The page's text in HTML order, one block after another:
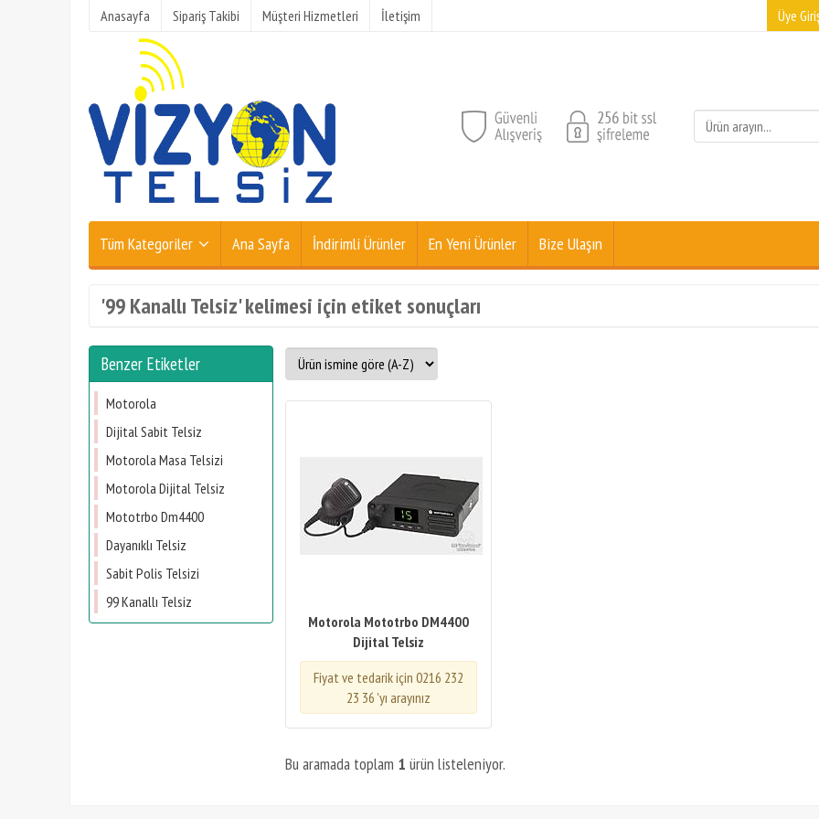
Anasayfa Sipariş Takibi Müşteri Hizmetleri İletişim Üye
Tüm Kategoriler Ana Sayfa İndirimli Ürünler En Yeni Ürünler Bize Ulaşın
'99 Kanallı Telsiz' kelimesi için etiket sonuçları
Benzer Etiketler
Motorola
Dijital Sabit Telsiz
Motorola Masa Telsizi
Motorola Dijital Telsiz
Mototrbo Dm4400
Dayanıklı Telsiz
Sabit Polis Telsizi
99 Kanallı Telsiz
Motorola Mototrbo DM4400
Dijital Telsiz
Fiyat ve tedarik için 0216 232
23 36 'yı arayınız
Bu aramada toplam 1 ürün listeleniyor.